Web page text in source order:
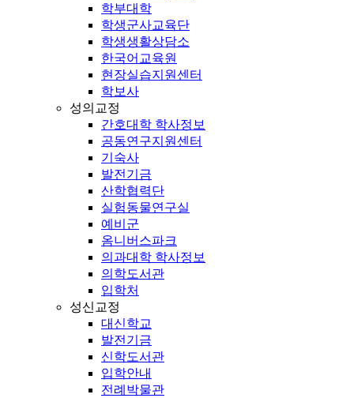
학부대학
학생군사교육단
학생생활상담소
한국어교육원
현장실습지원센터
학보사
성의교정
간호대학 학사정보
공동연구지원센터
기숙사
발전기금
산학협력단
실험동물연구실
예비군
옴니버스파크
의과대학 학사정보
의학도서관
입학처
성신교정
대신학교
발전기금
신학도서관
입학안내
전례박물관